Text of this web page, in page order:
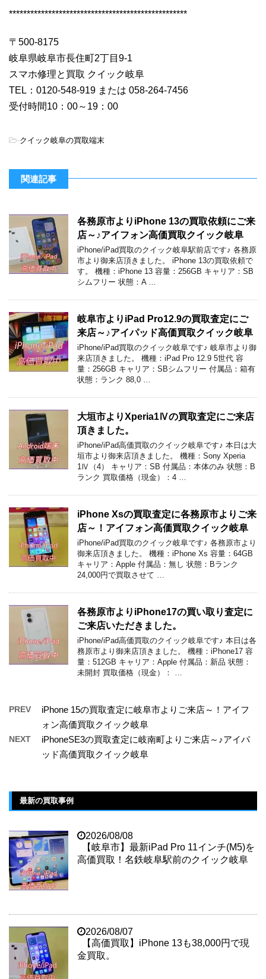
**************************************************
〒500-8175
岐阜県岐阜市長住町2丁目9-1
スマホ修理と買取 クイック岐阜
TEL：0120-548-919 または 058-264-7456
受付時間10：00～19：00
-クイック岐阜の買取端末
関連記事
各務原市よりiPhone 13の買取依頼にご来
店～♪アイフォン高価買取クイック岐阜
iPhone/iPad買取のクイック岐阜駅前店です♪ 各務原
市より御来店頂きました。 iPhone 13の買取依頼で
す。 機種：iPhone 13 容量：256GB キャリア：SB
シムフリー 状態：A …
岐阜市よりiPad Pro12.9の買取査定にご
来店～♪アイパッド高価買取クイック岐阜
iPhone/iPad買取のクイック岐阜です♪ 岐阜市より御
来店頂きました。 機種：iPad Pro 12.9 5世代 容
量：256GB キャリア：SBシムフリー 付属品：箱有
状態：ランク 88,0 …
大垣市よりXperia1Ⅳの買取査定にご来店
頂きました。
iPhone/iPad高価買取のクイック岐阜です♪ 本日は大
垣市より御来店頂きました。 機種：Sony Xperia
1Ⅳ（4） キャリア：SB 付属品：本体のみ 状態：B
ランク 買取価格（現金）：4 …
iPhone Xsの買取査定に各務原市よりご来
店～！アイフォン高価買取クイック岐阜
iPhone/iPad買取のクイック岐阜です♪ 各務原市より
御来店頂きました。 機種：iPhone Xs 容量：64GB
キャリア：Apple 付属品：無し 状態：Bランク
24,000円で買取させて …
各務原市よりiPhone17の買い取り査定に
ご来店いただきました。
iPhone/iPad高価買取のクイック岐阜です♪ 本日は各
務原市より御来店頂きました。 機種：iPhone17 容
量：512GB キャリア：Apple 付属品：新品 状態：
未開封 買取価格（現金）： …
PREV
iPhone 15の買取査定に岐阜市よりご来店～！アイフ
ォン高価買取クイック岐阜
NEXT
iPhoneSE3の買取査定に岐南町よりご来店～♪アイパ
ッド高価買取クイック岐阜
最新の買取事例
2026/08/08
【岐阜市】最新iPad Pro 11インチ(M5)を
高価買取！名鉄岐阜駅前のクイック岐阜
2026/08/07
【高価買取】iPhone 13も38,000円で現
金買取。